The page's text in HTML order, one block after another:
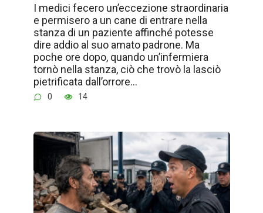
I medici fecero un’eccezione straordinaria
e permisero a un cane di entrare nella
stanza di un paziente affinché potesse
dire addio al suo amato padrone. Ma
poche ore dopo, quando un’infermiera
tornò nella stanza, ciò che trovò la lasciò
pietrificata dall’orrore…
0 14